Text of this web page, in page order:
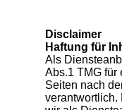
Disclaimer
Haftung für
Als
Abs.1 TMG für
Seiten nach
verantwortlich.